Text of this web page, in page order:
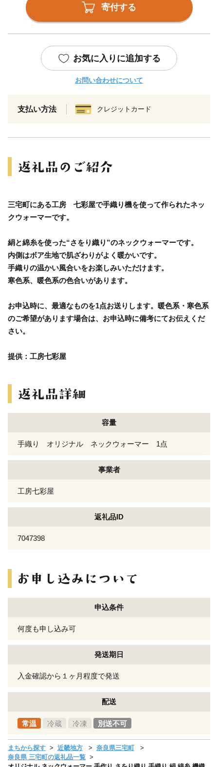
寄付する
お気に入りに追加する
お問い合わせについて
支払い方法 クレジットカード
三宅町にある工房 七彩屋で手織り機を使って作られたネッ
クウォーマーです。
絹と綿糸を使った“さをり織り”のネックウォーマーです。
内側はボア生地で肌ざわりがよく暖かいです。
手織りの温かい風合いをお楽しみいただけます。
寒色系、暖色系の色合いがあります。
お申込時に、最適なものを1点お送りします。暖色系・寒色系
のご希望があります場合は、お申込時に備考にてお伝えくだ
さい。
提供：工房七彩屋
容量
手織り オリジナル ネックウォーマー 1点
事業者
工房七彩屋
返礼品ID
7047398
申込条件
何度も申し込み可
発送期日
入金確認から１ヶ月程度で発送
配送
常温 冷蔵 冷凍 別送不可
まちから探す 近畿地方
奈良県三宅町
奈良県 三宅町の返礼品一覧